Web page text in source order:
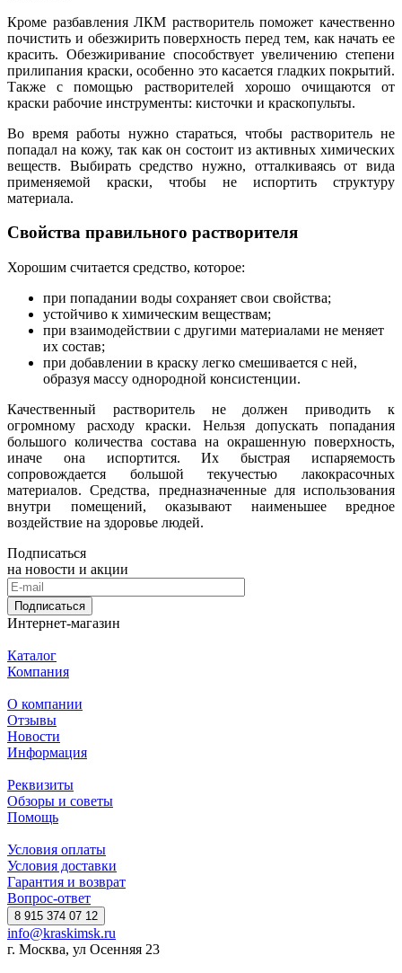
Кроме разбавления ЛКМ растворитель поможет качественно
почистить и обезжирить поверхность перед тем, как начать ее
красить. Обезжиривание способствует увеличению степени
прилипания краски, особенно это касается гладких покрытий.
Также с помощью растворителей хорошо очищаются от
краски рабочие инструменты: кисточки и краскопульты.
Во время работы нужно стараться, чтобы растворитель не
попадал на кожу, так как он состоит из активных химических
веществ. Выбирать средство нужно, отталкиваясь от вида
применяемой краски, чтобы не испортить структуру
материала.
Свойства правильного растворителя
Хорошим считается средство, которое:
при попадании воды сохраняет свои свойства;
устойчиво к химическим веществам;
при взаимодействии с другими материалами не меняет
их состав;
при добавлении в краску легко смешивается с ней,
образуя массу однородной консистенции.
Качественный растворитель не должен приводить к
огромному расходу краски. Нельзя допускать попадания
большого количества состава на окрашенную поверхность,
иначе она испортится. Их быстрая испаряемость
сопровождается большой текучестью лакокрасочных
материалов. Средства, предназначенные для использования
внутри помещений, оказывают наименьшее вредное
воздействие на здоровье людей.
Подписаться
на новости и акции
Подписаться
Интернет-магазин
Каталог
Компания
О компании
Отзывы
Новости
Информация
Реквизиты
Обзоры и советы
Помощь
Условия оплаты
Условия доставки
Гарантия и возврат
Вопрос-ответ
8 915 374 07 12
info@kraskimsk.ru
г. Москва, ул Осенняя 23